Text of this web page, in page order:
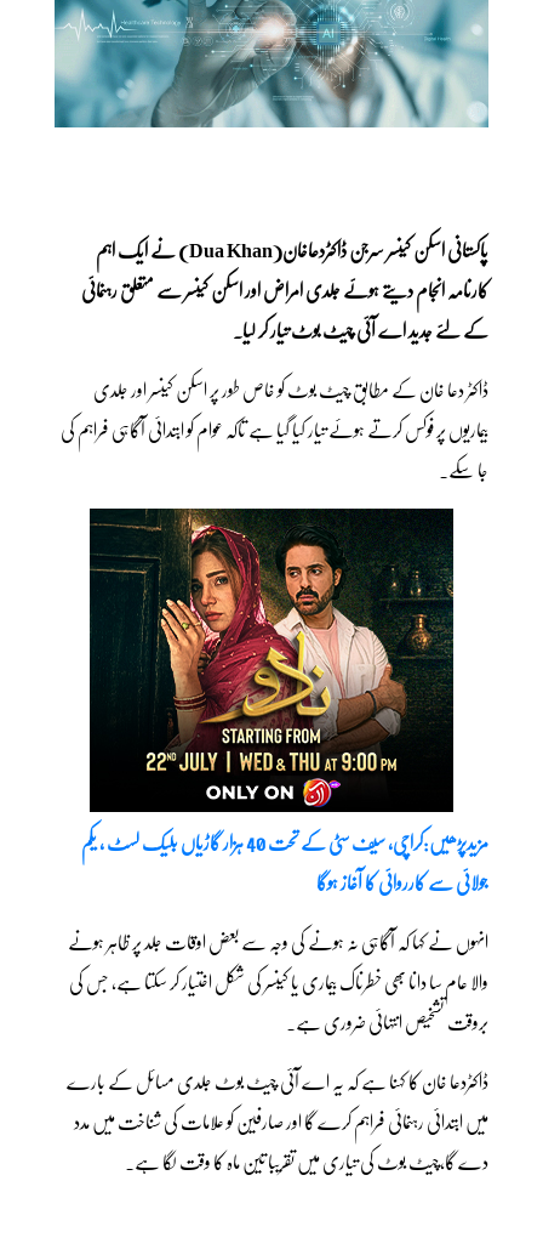
پاکستانی اسکن کینسر سرجن ڈاکٹردعاخان(Dua Khan) نے ایک اہم
کارنامہ انجام دیتے ہوئے جلدی امراض اور اسکن کینسر سے متعلق رہنمائی
کے لئے جدید اے آئی چیٹ بوٹ تیار کر لیا۔
ڈاکٹر دعا خان کے مطابق چیٹ بوٹ کو خاص طور پر اسکن کینسر اور جلدی
بیماریوں پر فوکس کرتے ہوئے تیار کیا گیا ہے تاکہ عوام کو ابتدائی آگاہی فراہم کی
جا سکے۔
مزیدپڑھیں:کراچی، سیف سٹی کے تحت 40 ہزار گاڑیاں بلیک لسٹ ، یکم
جولائی سے کارروائی کا آغاز ہوگا
انہوں نے کہا کہ آگاہی نہ ہونے کی وجہ سے بعض اوقات جلد پر ظاہر ہونے
والا عام سا دانا بھی خطرناک بیماری یا کینسر کی شکل اختیار کر سکتا ہے، جس کی
بروقت تشخیص انتہائی ضروری ہے۔
ڈاکٹردعا خان کا کہنا ہے کہ یہ اے آئی چیٹ بوٹ جلدی مسائل کے بارے
میں ابتدائی رہنمائی فراہم کرے گا اور صارفین کو علامات کی شناخت میں مدد
دے گا،چیٹ بوٹ کی تیاری میں تقریبا تین ماہ کا وقت لگا ہے۔